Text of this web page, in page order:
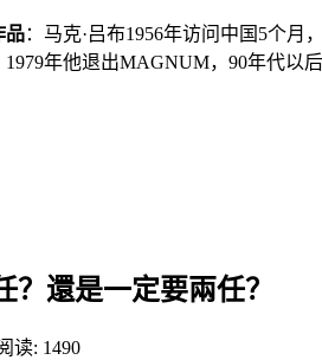
品：马克·吕布1956年访问中国5个
年他退出MAGNUM，90年代以
？還是一定要兩任？
读: 1490